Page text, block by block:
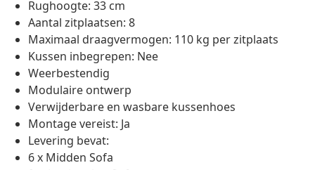
Rughoogte: 33 cm
Aantal zitplaatsen: 8
Maximaal draagvermogen: 110 kg per zitplaats
Kussen inbegrepen: Nee
Weerbestendig
Modulaire ontwerp
Verwijderbare en wasbare kussenhoes
Montage vereist: Ja
Levering bevat:
6 x Midden Sofa